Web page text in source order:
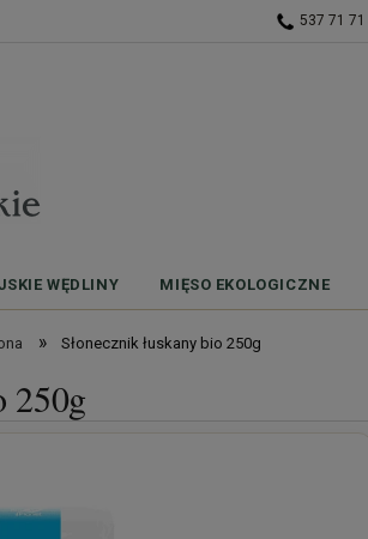
537 71 71
WĘDLINY MIĘSO EKOLOGICZNE
» Słonecznik łuskany bio 250g
250g